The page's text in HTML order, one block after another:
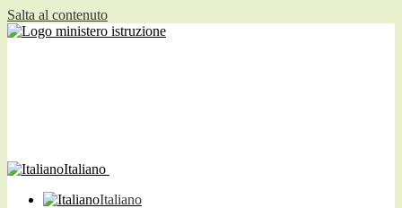
Salta al contenuto
Italiano
Italiano